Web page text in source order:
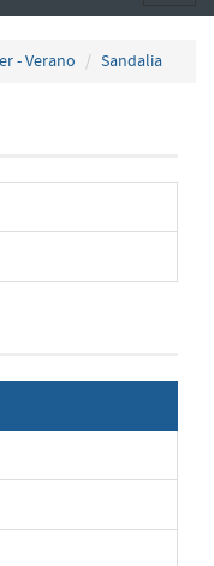
- Verano Sandalia